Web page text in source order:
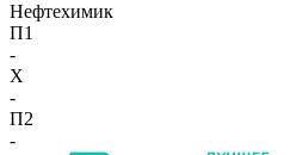
Нефтехимик
П1
-
X
-
П2
-